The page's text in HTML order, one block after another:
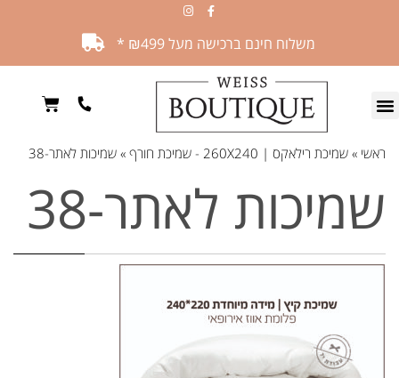
משלוח חינם ברכישה מעל ₪499 *
ראשי » שמיכת רילאקס | 260X240 - שמיכת חורף » שמיכות לאתר-38
שמיכות לאתר-38